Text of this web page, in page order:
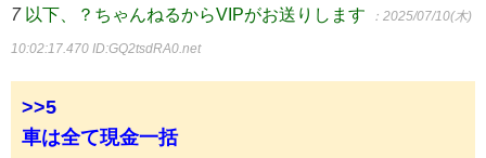
7 以下、？ちゃんねるからVIPがお送りします ：2025/07/10(木)
10:02:17.470 ID:GQ2tsdRA0.net
>>5
車は全て現金一括